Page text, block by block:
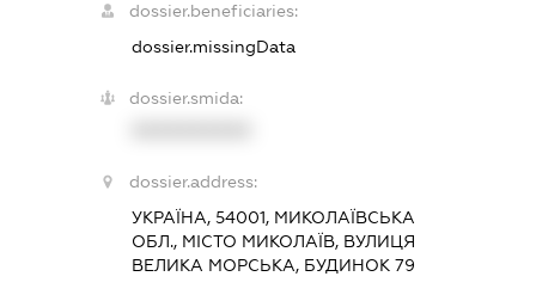
dossier.beneficiaries:
dossier.missingData
dossier.smida:
dossier.address:
УКРАЇНА, 54001, МИКОЛАЇВСЬКА
ОБЛ., МІСТО МИКОЛАЇВ, ВУЛИЦЯ
ВЕЛИКА МОРСЬКА, БУДИНОК 79